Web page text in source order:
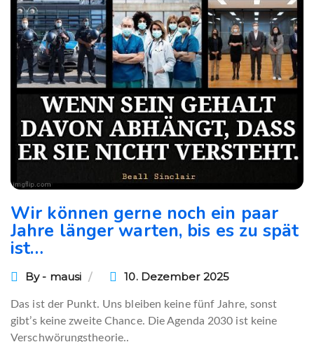
Wir können gerne noch ein paar
Jahre länger warten, bis es zu spät
ist…
By - mausi 10. Dezember 2025
Das ist der Punkt. Uns bleiben keine fünf Jahre, sonst
gibt’s keine zweite Chance. Die Agenda 2030 ist keine
Verschwörungstheorie..